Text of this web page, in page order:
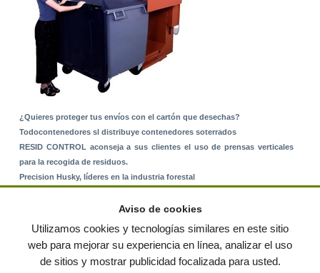
¿Quieres proteger tus envíos con el cartón que desechas?
Todocontenedores sl distribuye contenedores soterrados
RESID CONTROL aconseja a sus clientes el uso de prensas verticales
para la recogida de residuos.
Precision Husky, líderes en la industria forestal
© residuos.com - Todos los derechos reservados Política de privacidad
Aviso de cookies
Utilizamos cookies y tecnologías similares en este sitio
web para mejorar su experiencia en línea, analizar el uso
de sitios y mostrar publicidad focalizada para usted.